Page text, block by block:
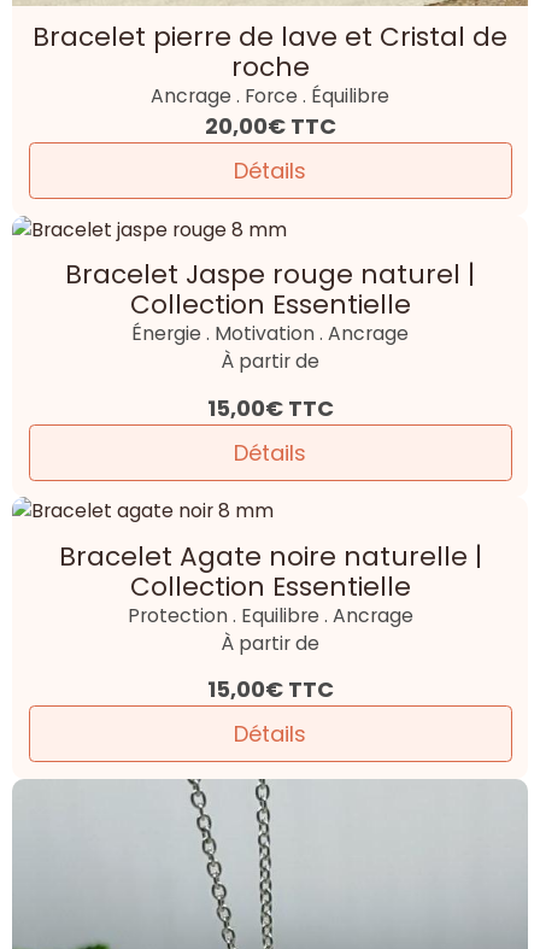
Bracelet pierre de lave et Cristal de
roche
Ancrage . Force . Équilibre
20,00€ TTC
Détails
Bracelet Jaspe rouge naturel |
Collection Essentielle
Énergie . Motivation . Ancrage
À partir de
15,00€ TTC
Détails
Bracelet Agate noire naturelle |
Collection Essentielle
Protection . Equilibre . Ancrage
À partir de
15,00€ TTC
Détails